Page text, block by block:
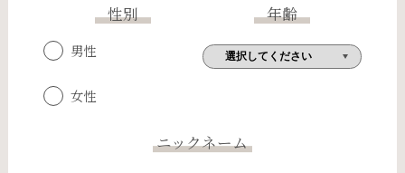
性別
男性
女性
年齢
ニックネーム